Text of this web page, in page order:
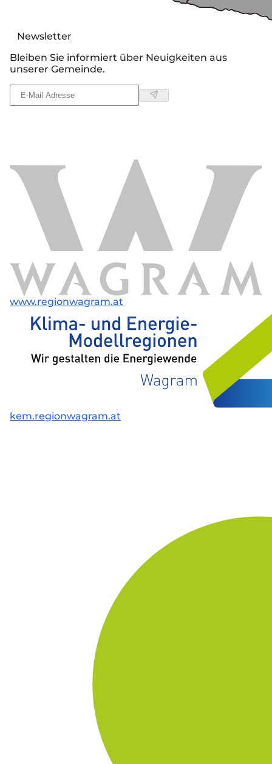
Newsletter
Bleiben Sie informiert über Neuigkeiten aus
unserer Gemeinde.
www.regionwagram.at
kem.regionwagram.at